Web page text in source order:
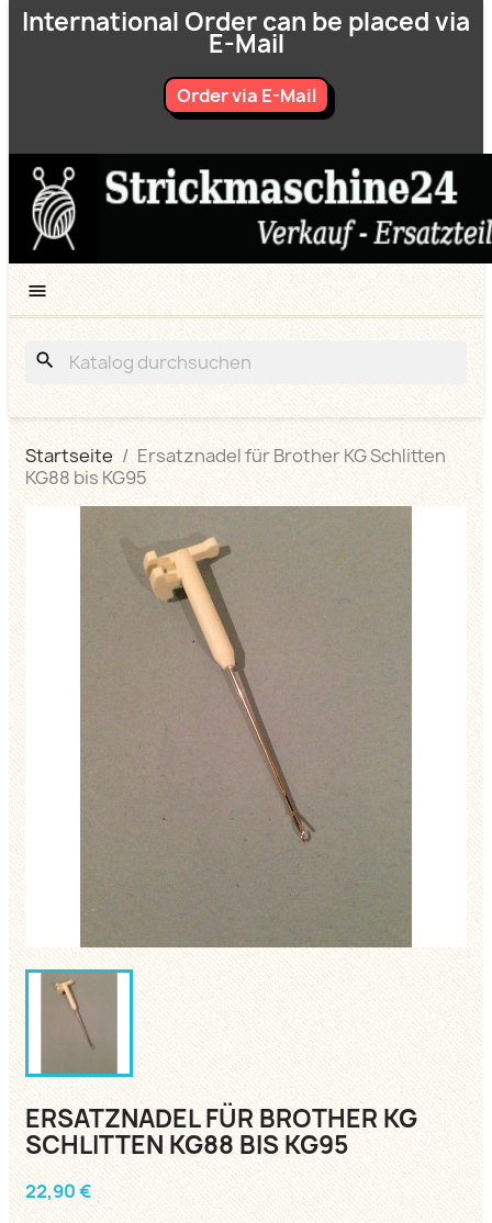
International Order can be placed via
E-Mail
Order via E-Mail

search
Startseite
Ersatznadel für Brother KG Schlitten
KG88 bis KG95
ERSATZNADEL FÜR BROTHER KG
SCHLITTEN KG88 BIS KG95
22,90 €